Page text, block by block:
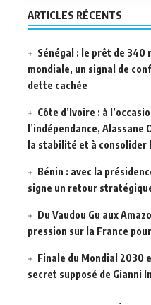
ARTICLES RÉCENTS
Sénégal : le prêt de 340
mondiale, un signal de
dette cachée
Côte d’Ivoire : à
l’indépendance,
la stabilité et à consolider
Bénin : avec la
signe un retour
Du Vaudou Gu aux
pression sur la France
Finale du Mondial 2030
secret supposé de Gianni